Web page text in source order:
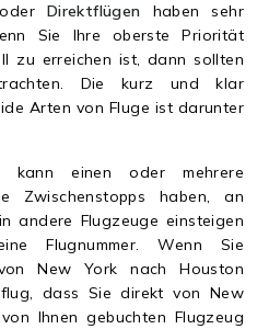
Direktflügen haben sehr
Sie Ihre oberste Priorität
zu erreichen ist, dann sollten
Die kurz und klar
Arten von Fluge ist darunter
kann einen oder mehrere
Zwischenstopps haben, an
andere Flugzeuge einsteigen
Flugnummer. Wenn Sie
New York nach Houston
dass Sie direkt von New
Ihnen gebuchten Flugzeug